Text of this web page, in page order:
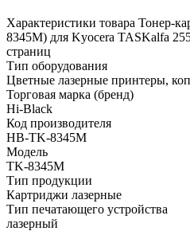
Характеристики товара Тонер-
8345M) для Kyocera TASKalfa
страниц
Тип оборудования
Цветные лазерные принтеры,
Торговая марка (бренд)
Hi-Black
Код производителя
HB-TK-8345M
Модель
TK-8345M
Тип продукции
Картриджи лазерные
Тип печатающего устройства
лазерный